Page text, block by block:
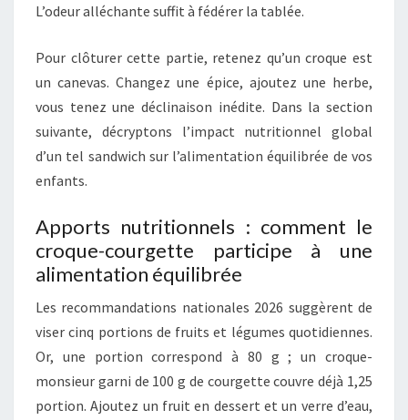
L’odeur alléchante suffit à fédérer la tablée.
Pour clôturer cette partie, retenez qu’un croque est
un canevas. Changez une épice, ajoutez une herbe,
vous tenez une déclinaison inédite. Dans la section
suivante, décryptons l’impact nutritionnel global
d’un tel sandwich sur l’alimentation équilibrée de vos
enfants.
Apports nutritionnels : comment le
croque-courgette participe à une
alimentation équilibrée
Les recommandations nationales 2026 suggèrent de
viser cinq portions de fruits et légumes quotidiennes.
Or, une portion correspond à 80 g ; un croque-
monsieur garni de 100 g de courgette couvre déjà 1,25
portion. Ajoutez un fruit en dessert et un verre d’eau,